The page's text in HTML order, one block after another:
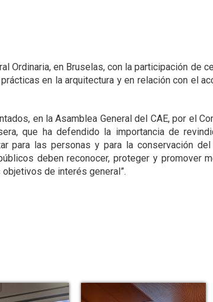
Ordinaria, en Bruselas, con la participación de
en la arquitectura y en relación con el
en la Asamblea General del CAE, por el
que ha defendido la importancia de
para las personas y para la conservación
deben reconocer, proteger y promover
de interés general”.